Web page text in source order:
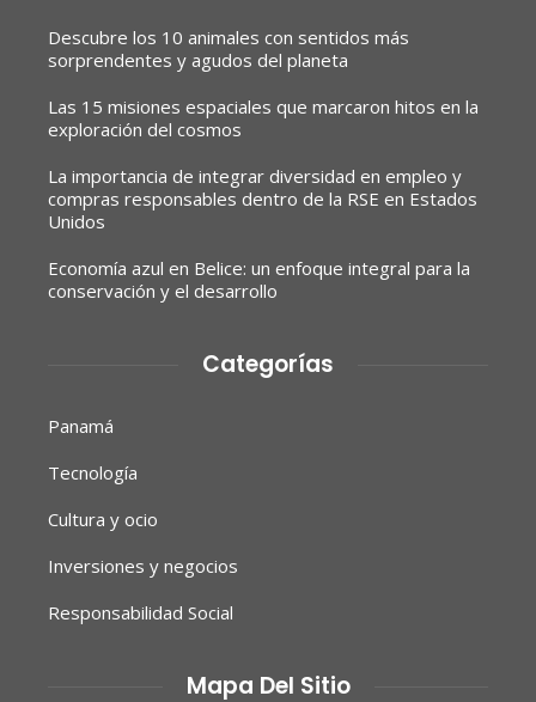
Descubre los 10 animales con sentidos más
sorprendentes y agudos del planeta
Las 15 misiones espaciales que marcaron hitos en la
exploración del cosmos
La importancia de integrar diversidad en empleo y
compras responsables dentro de la RSE en Estados
Unidos
Economía azul en Belice: un enfoque integral para la
conservación y el desarrollo
Categorías
Panamá
Tecnología
Cultura y ocio
Inversiones y negocios
Responsabilidad Social
Mapa Del Sitio